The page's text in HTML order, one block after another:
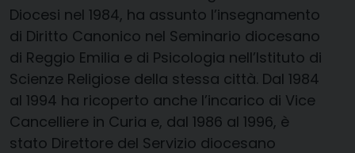
Diocesi nel 1984, ha assunto l’insegnamento
di Diritto Canonico nel Seminario diocesano
di Reggio Emilia e di Psicologia nell’Istituto di
Scienze Religiose della stessa città. Dal 1984
al 1994 ha ricoperto anche l’incarico di Vice
Cancelliere in Curia e, dal 1986 al 1996, è
stato Direttore del Servizio diocesano